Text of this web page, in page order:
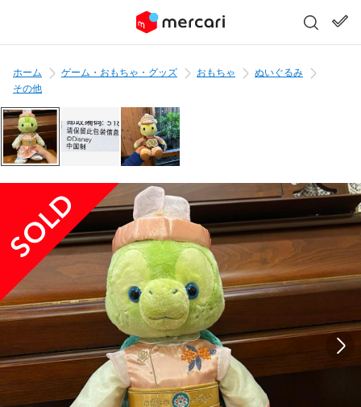
ホーム ゲーム・おもちゃ・グッズ おもちゃ
ぬいぐるみ
その他